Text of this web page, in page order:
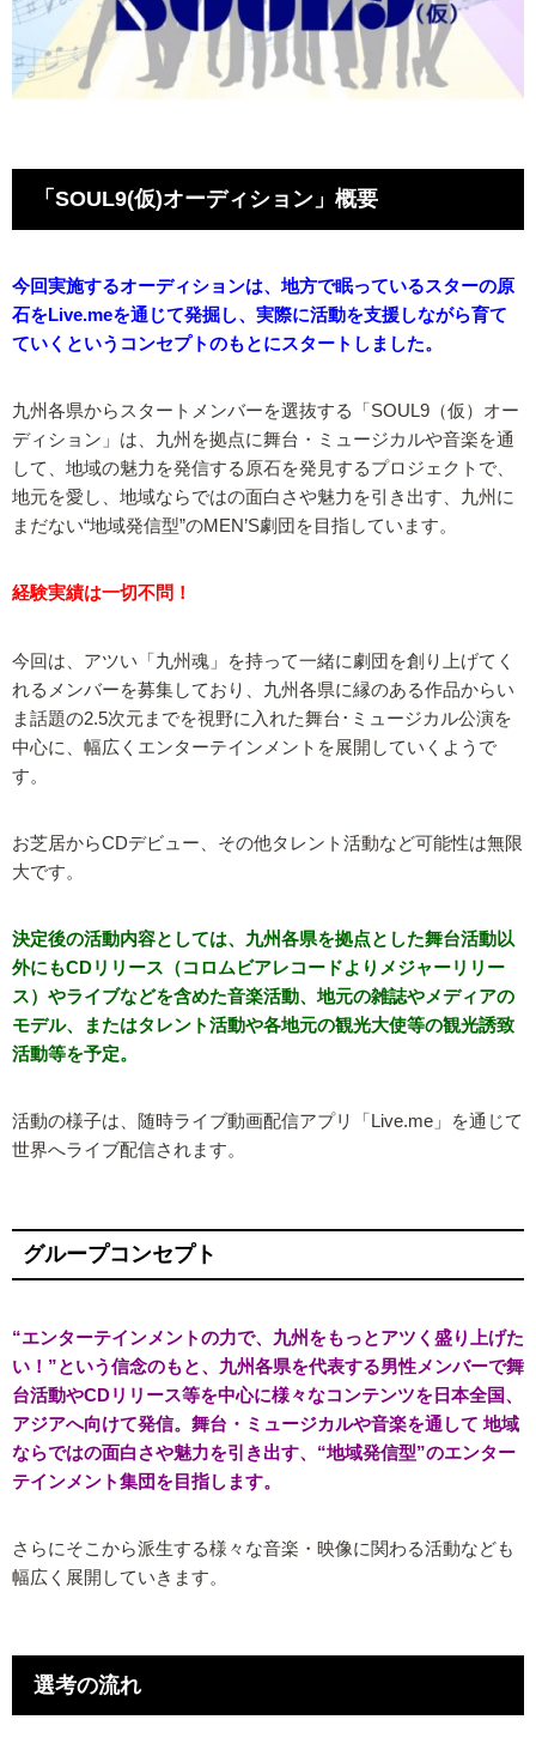
「SOUL9(仮)オーディション」概要
今回実施するオーディションは、地方で眠っているスターの原
石をLive.meを通じて発掘し、実際に活動を支援しながら育て
ていくというコンセプトのもとにスタートしました。
九州各県からスタートメンバーを選抜する「SOUL9（仮）オー
ディション」は、九州を拠点に舞台・ミュージカルや音楽を通
して、地域の魅力を発信する原石を発見するプロジェクトで、
地元を愛し、地域ならではの面白さや魅力を引き出す、九州に
まだない“地域発信型”のMEN’S劇団を目指しています。
経験実績は一切不問！
今回は、アツい「九州魂」を持って一緒に劇団を創り上げてく
れるメンバーを募集しており、九州各県に縁のある作品からい
ま話題の2.5次元までを視野に入れた舞台･ミュージカル公演を
中心に、幅広くエンターテインメントを展開していくようで
す。
お芝居からCDデビュー、その他タレント活動など可能性は無限
大です。
決定後の活動内容としては、九州各県を拠点とした舞台活動以
外にもCDリリース（コロムビアレコードよりメジャーリリー
ス）やライブなどを含めた音楽活動、地元の雑誌やメディアの
モデル、またはタレント活動や各地元の観光大使等の観光誘致
活動等を予定。
活動の様子は、随時ライブ動画配信アプリ「Live.me」を通じて
世界へライブ配信されます。
グループコンセプト
“エンターテインメントの力で、九州をもっとアツく盛り上げた
い！”という信念のもと、九州各県を代表する男性メンバーで舞
台活動やCDリリース等を中心に様々なコンテンツを日本全国、
アジアへ向けて発信。舞台・ミュージカルや音楽を通して 地域
ならではの面白さや魅力を引き出す、“地域発信型”のエンター
テインメント集団を目指します。
さらにそこから派生する様々な音楽・映像に関わる活動なども
幅広く展開していきます。
選考の流れ